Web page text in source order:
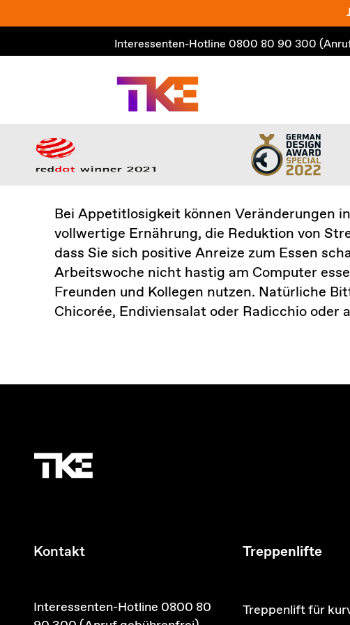
Inhalt
Interessenten-Hotline 0800 80 90 300
Bei Appetitlosigkeit können Veränderungen
vollwertige Ernährung, die Reduktion von
dass Sie sich positive Anreize zum Essen
Arbeitswoche nicht hastig am Computer
Freunden und Kollegen nutzen. Natürliche
Chicorée, Endiviensalat oder Radicchio
Kontakt
Interessenten-Hotline 0800 80
Treppenlifte
Treppenlift für